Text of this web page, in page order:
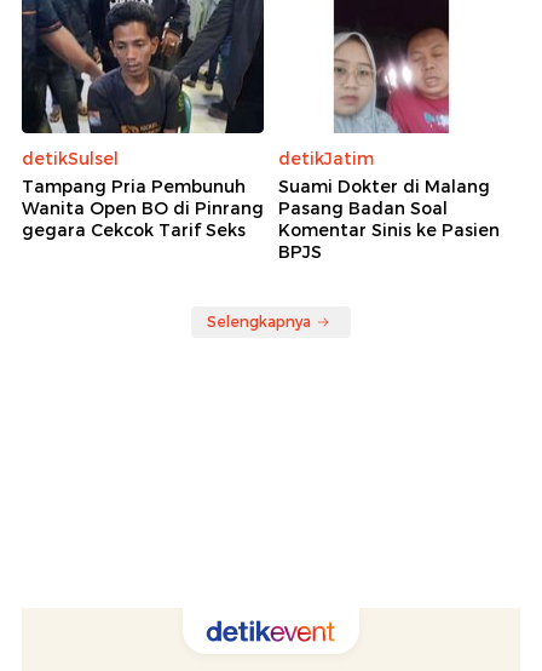
detikSulsel
Tampang Pria Pembunuh
Wanita Open BO di Pinrang
gegara Cekcok Tarif Seks
detikJatim
Suami Dokter di Malang
Pasang Badan Soal
Komentar Sinis ke Pasien
BPJS
Selengkapnya